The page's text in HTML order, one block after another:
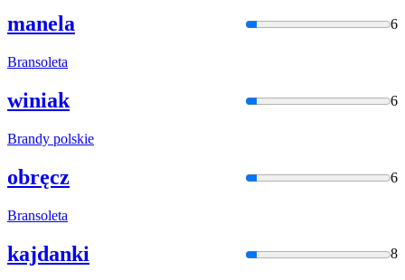
manela 6
Bransoleta
winiak 6
Brandy polskie
obręcz 6
Bransoleta
kajdanki 8